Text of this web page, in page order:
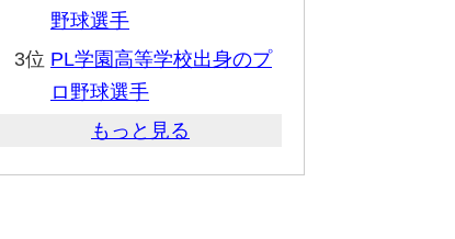
野球選手
3位 PL学園高等学校出身のプ
ロ野球選手
もっと見る